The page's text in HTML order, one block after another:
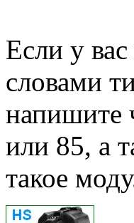
Если у
словами
напишите
или 85, а
такое